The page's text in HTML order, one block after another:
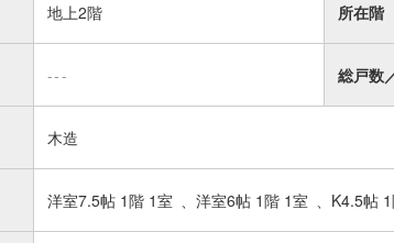
地上2階 所在階
--- 総戸数
木造
洋室7.5帖 1階 1室 洋室6帖 1階 1室 K4.5帖